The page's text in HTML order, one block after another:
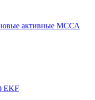
активные МССА
EKF